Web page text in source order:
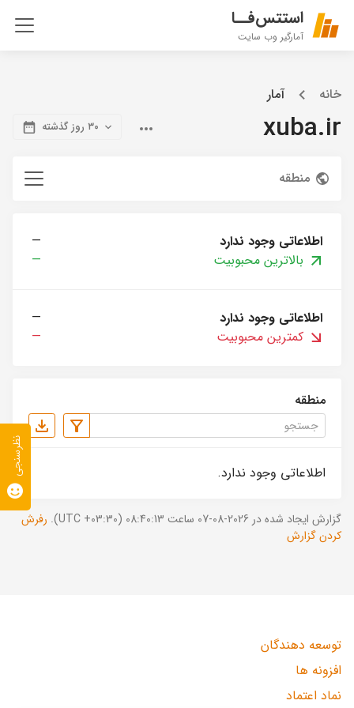
استتس‌فــا
آمارگیر وب سایت
خانه آمار
xuba.ir ۳۰ روز گذشته
منطقه
اطلاعاتی وجود ندارد
—
بالاترین محبوبیت
—
اطلاعاتی وجود ندارد
—
کمترین محبوبیت
—
منطقه
اطلاعاتی وجود ندارد.
گزارش ایجاد شده در 2026-08-07 ساعت 08:40:13 (UTC +03:30).
رفرش
کردن گزارش
توسعه دهندگان
افزونه ها
نماد اعتماد
نظرسنجی